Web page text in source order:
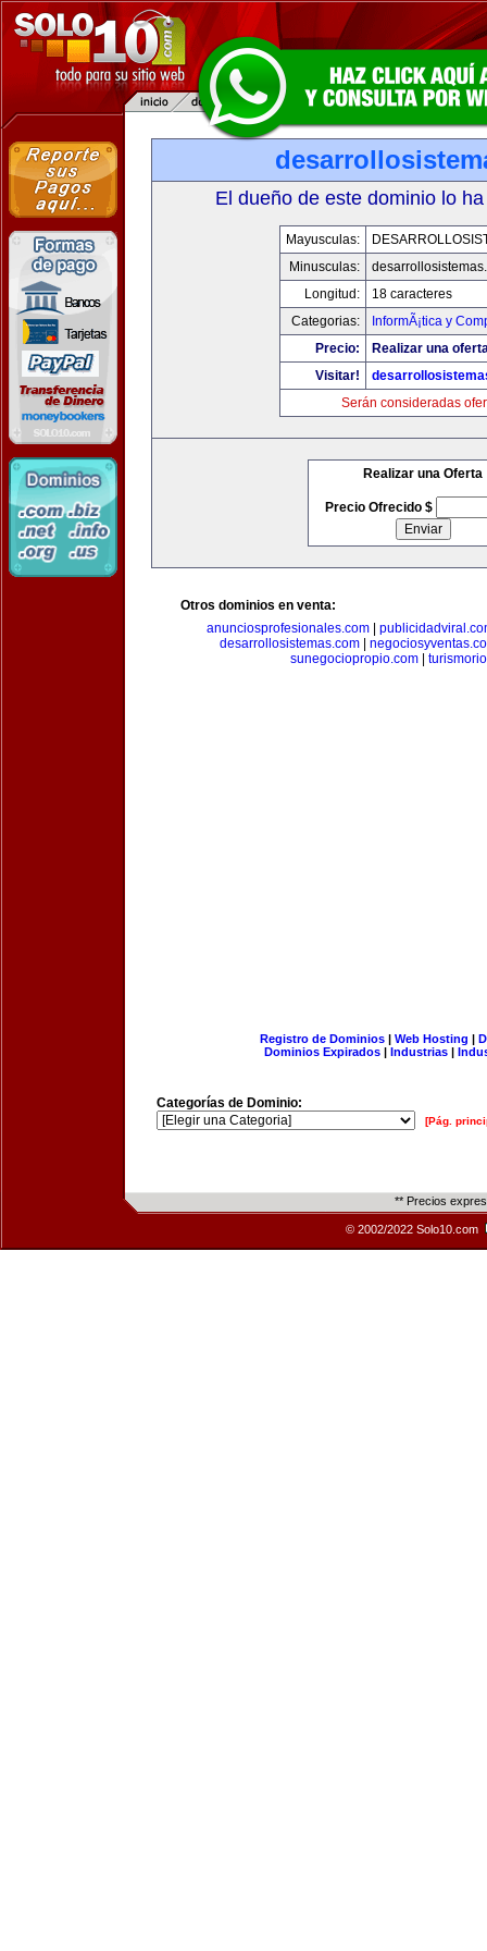
El dueño de este dominio lo
Mayusculas:
Minusculas:
Longitud:
18 caracteres
Categorias:
InformÃ¡tica y
Precio:
Realizar una
Visitar!
Serán consideradas
Realizar una Oferta
Precio Ofrecido $
Otros dominios en venta:
anunciosprofesionales.com|
desarrollosistemas.com|
sunegociopropio.com|
Registro de Dominios| Web Hosting |
Dominios Expirados | Industrias |
Categorías de Dominio:
[Pág.
** Precios
© 2002/2022 Solo10.com